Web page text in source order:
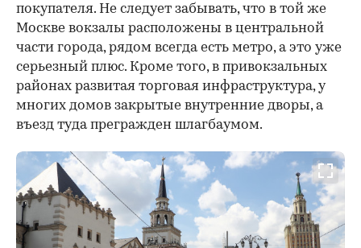
покупателя. Не следует забывать, что в той же
Москве вокзалы расположены в центральной
части города, рядом всегда есть метро, а это уже
серьезный плюс. Кроме того, в привокзальных
районах развитая торговая инфраструктура, у
многих домов закрытые внутренние дворы, а
въезд туда прегражден шлагбаумом.